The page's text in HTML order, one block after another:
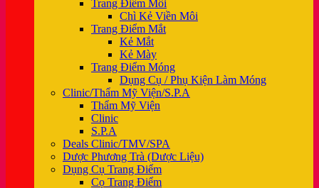
Trang Điểm Môi
Chì Kẻ Viền Môi
Trang Điểm Mắt
Kẻ Mắt
Kẻ Mày
Trang Điểm Móng
Dụng Cụ / Phụ Kiện Làm Móng
Clinic/Thẩm Mỹ Viện/S.P.A
Thẩm Mỹ Viện
Clinic
S.P.A
Deals Clinic/TMV/SPA
Dược Phương Trà (Dược Liệu)
Dụng Cụ Trang Điểm
Cọ Trang Điểm